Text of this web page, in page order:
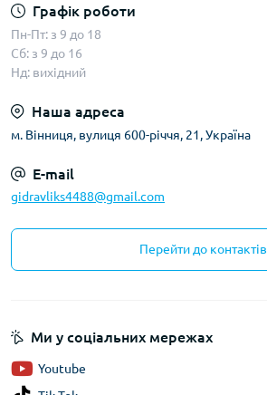
Графік роботи
Пн-Пт: з 9 до 18
Сб: з 9 до 16
Нд: вихідний
Наша адреса
м. Вінниця, вулиця 600-річчя, 21, Україна
E-mail
gidravliks4488@gmail.com
Перейти до контактів
Ми у соціальних мережах
Youtube